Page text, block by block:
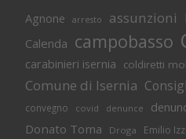
Agnone arresto assunzioni
Calenda campobasso
carabinieri isernia coldiretti
Comune di Isernia
convegno covid denunce
Donato Toma Droga Emilio